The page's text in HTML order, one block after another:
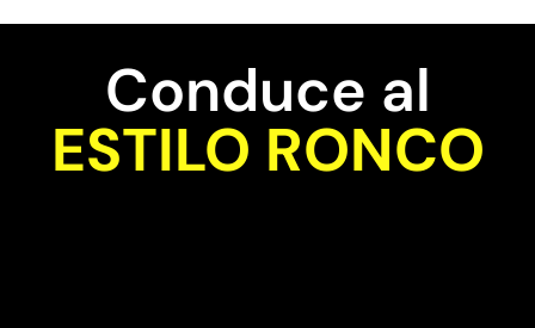
Conduce al
ESTILO RONCO